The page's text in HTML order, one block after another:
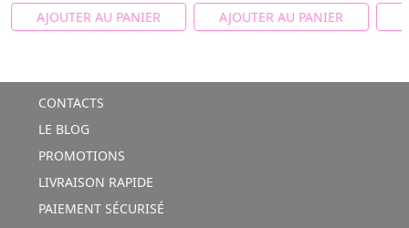
AJOUTER AU PANIER AJOUTER AU PANIER
CONTACTS
LE BLOG
PROMOTIONS
LIVRAISON RAPIDE
PAIEMENT SÉCURISÉ